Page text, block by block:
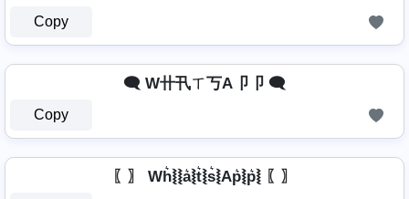
Copy
🗨️ W卄卂ㄒ丂A卩卩 🗨️
Copy
〖〗 Wh͛⦚⦚a͛⦚t͛⦚s͛⦚Ap͛⦚p͛⦚ 〖〗